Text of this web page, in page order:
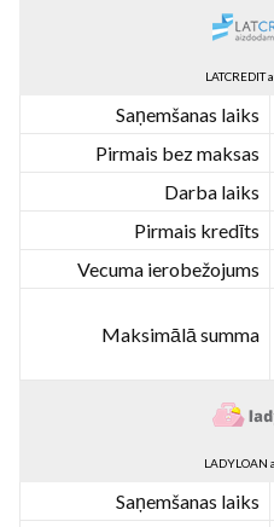
LATCREDIT
Saņemšanas laiks
Pirmais bez maksas
Darba laiks
Pirmais kredīts
Vecuma ierobežojums
Maksimālā summa
LADYLOAN
Saņemšanas laiks